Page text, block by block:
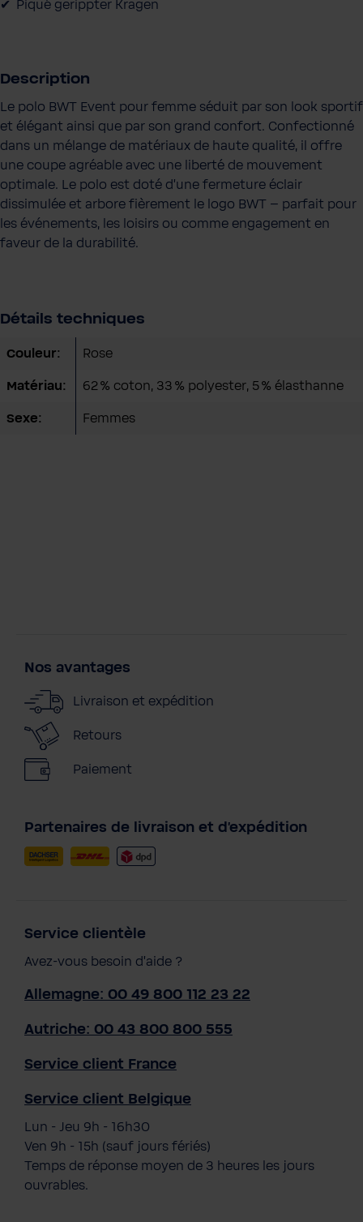
Piqué gerippter Kragen
Description
Le polo BWT Event pour femme séduit par son look sportif
et élégant ainsi que par son grand confort. Confectionné
dans un mélange de matériaux de haute qualité, il offre
une coupe agréable avec une liberté de mouvement
optimale. Le polo est doté d’une fermeture éclair
dissimulée et arbore fièrement le logo BWT – parfait pour
les événements, les loisirs ou comme engagement en
faveur de la durabilité.
Détails techniques
Couleur: Rose
Matériau: 62 % coton, 33 % polyester, 5 % élasthanne
Sexe: Femmes
Nos avantages
Livraison et expédition
Retours
Paiement
Partenaires de livraison et d'expédition
Service clientèle
Avez-vous besoin d'aide ?
Allemagne: 00 49 800 112 23 22
Autriche: 00 43 800 800 555
Service client France
Service client Belgique
Lun - Jeu 9h - 16h30
Ven 9h - 15h (sauf jours fériés)
Temps de réponse moyen de 3 heures les jours
ouvrables.